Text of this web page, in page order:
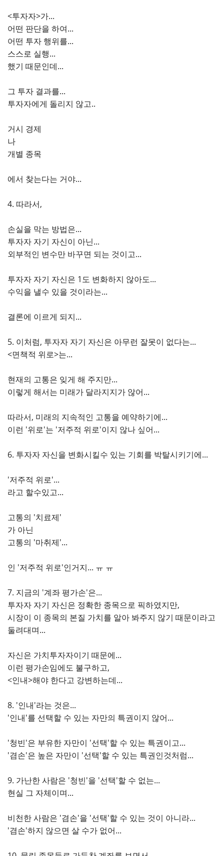
<투자자>가...
어떤 판단을 하여...
어떤 투자 행위를...
스스로 실행...
했기 때문인데...
그 투자 결과를...
투자자에게 돌리지 않고..
거시 경제
나
개별 종목
에서 찾는다는 거야...
4. 따라서,
손실을 막는 방법은...
투자자 자기 자신이 아닌...
외부적인 변수만 바꾸면 되는 것이고...
투자자 자기 자신은 1도 변화하지 않아도...
수익을 낼수 있을 것이라는...
결론에 이르게 되지...
5. 이처럼, 투자자 자기 자신은 아무런 잘못이 없다는...
<면책적 위로>는...
현재의 고통은 잊게 해 주지만...
이렇게 해서는 미래가 달라지지가 않어...
따라서, 미래의 지속적인 고통을 예약하기에...
이런 '위로'는 '저주적 위로'이지 않나 싶어...
6. 투자자 자신을 변화시킬수 있는 기회를 박탈시키기에...
'저주적 위로'...
라고 할수있고...
고통의 '치료제'
가 아닌
고통의 '마취제'...
인 '저주적 위로'인거지... ㅠ ㅠ
7. 지금의 '계좌 평가손'은...
투자자 자기 자신은 정확한 종목으로 픽하였지만,
시장이 이 종목의 본질 가치를 알아 봐주지 않기 때문이라고
둘려대며...
자신은 가치투자자이기 때문에...
이런 평가손임에도 불구하고,
<인내>해야 한다고 강변하는데...
8. '인내'라는 것은...
'인내'를 선택할 수 있는 자만의 특권이지 않어...
'청빈'은 부유한 자만이 '선택'할 수 있는 특권이고...
'겸손'은 높은 자만이 '선택'할 수 있는 특권인것처럼...
9. 가난한 사람은 '청빈'을 '선택'할 수 없는...
현실 그 자체이며...
비천한 사람은 '겸손'을 '선택'할 수 있는 것이 아니라...
'겸손'하지 않으면 살 수가 없어...